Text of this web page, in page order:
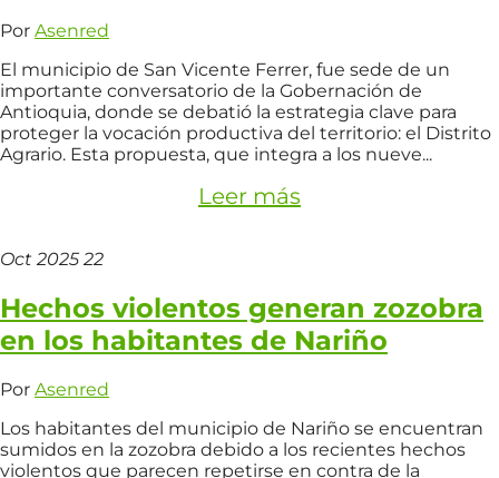
Por Asenred
El municipio de San Vicente Ferrer, fue sede de un
importante conversatorio de la Gobernación de
Antioquia, donde se debatió la estrategia clave para
proteger la vocación productiva del territorio: el Distrito
Agrario. Esta propuesta, que integra a los nueve...
Leer más
Oct 2025 22
Hechos violentos generan zozobra
en los habitantes de Nariño
Por Asenred
Los habitantes del municipio de Nariño se encuentran
sumidos en la zozobra debido a los recientes hechos
violentos que parecen repetirse en contra de la